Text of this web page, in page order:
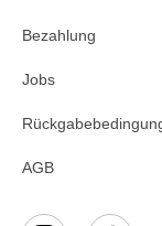
Bezahlung
Jobs
AGB